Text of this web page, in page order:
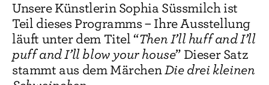
Unsere Künstlerin Sophia Süssmilch ist
Teil dieses Programms – Ihre Ausstellung
läuft unter dem Titel “Then I’ll huff and I’ll
puff and I’ll blow your house” Dieser Satz
stammt aus dem MärchenDie drei kleinen